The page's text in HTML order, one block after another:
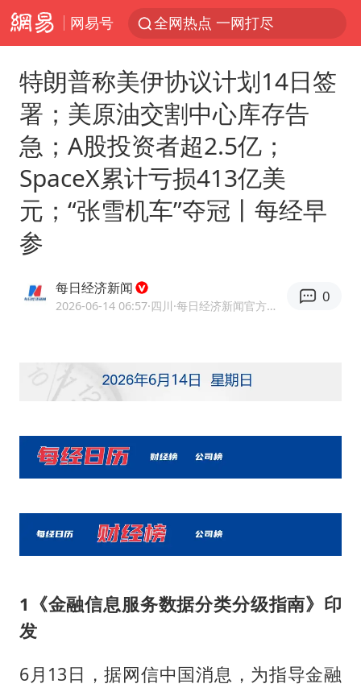
网易号 全网热点 一网打尽
特朗普称美伊协议计划14日签
署；美原油交割中心库存告
急；A股投资者超2.5亿；
SpaceX累计亏损413亿美
元；“张雪机车”夺冠丨每经早
参
每日经济新闻
2026-06-14 06:57·四川 ·每日经济新闻官方网易号
0
1 《金融信息服务数据分类分级指南》印
发
6月13日，据网信中国消息，为指导金融